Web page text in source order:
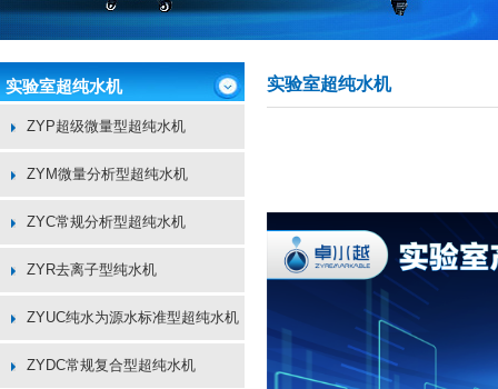
实验室超纯水机
ZYP超级微量型超纯水机
ZYM微量分析型超纯水机
ZYC常规分析型超纯水机
ZYR去离子型纯水机
ZYUC纯水为源水标准型超纯水机
ZYDC常规复合型超纯水机
实验室超纯水机